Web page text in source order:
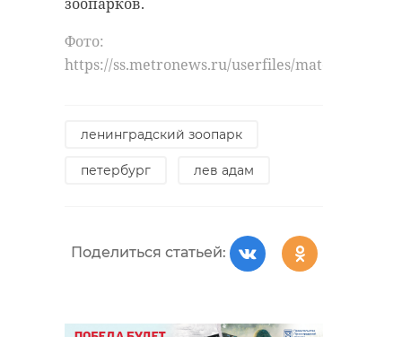
Фото:
https://ss.metronews.ru/userfiles/materials/116/
ленинградский зоопарк
петербург лев адам
Поделиться статьей: